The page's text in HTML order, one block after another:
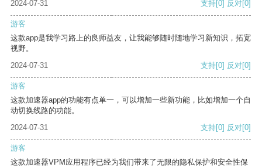
2024-07-31
支持[0] 反对[0]
游客
这款app是我学习路上的良师益友，让我能够随时随地学习新知识，拓宽
视野。
2024-07-31
支持[0] 反对[0]
游客
这款加速器app的功能有点单一，可以增加一些新功能，比如增加一个自
动切换线路的功能。
2024-07-31
支持[0] 反对[0]
游客
这款加速器VPM应用程序已经为我们带来了无限的隐私保护和安全性保